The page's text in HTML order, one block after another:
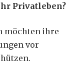
Privatleben?
möchten ihre
vor